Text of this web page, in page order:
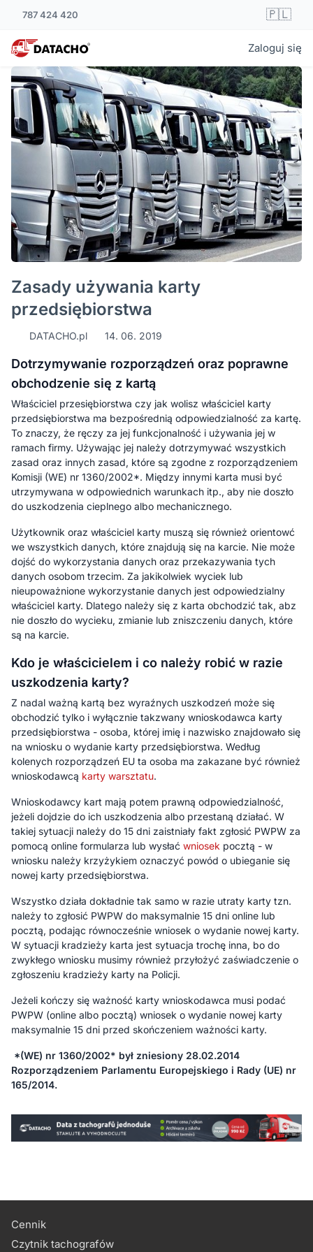
787 424 420 🇵🇱
Zaloguj się
Zasady używania karty
przedsiębiorstwa
DATACHO.pl 14. 06. 2019
Dotrzymywanie rozporządzeń oraz poprawne
obchodzenie się z kartą
Właściciel przesiębiorstwa czy jak wolisz właściciel karty
przedsiębiorstwa ma bezpośrednią odpowiedzialność za kartę.
To znaczy, że ręczy za jej funkcjonalność i używania jej w
ramach firmy. Używając jej należy dotrzymywać wszystkich
zasad oraz innych zasad, które są zgodne z rozporządzeniem
Komisji (WE) nr 1360/2002*. Między innymi karta musi być
utrzymywana w odpowiednich warunkach itp., aby nie doszło
do uszkodzenia cieplnego albo mechanicznego.
Użytkownik oraz właściciel karty muszą się również orientowć
we wszystkich danych, które znajdują się na karcie. Nie może
dojść do wykorzystania danych oraz przekazywania tych
danych osobom trzecim. Za jakikolwiek wyciek lub
nieupoważnione wykorzystanie danych jest odpowiedzialny
właściciel karty. Dlatego należy się z karta obchodzić tak, abz
nie doszło do wycieku, zmianie lub zniszczeniu danych, które
są na karcie.
Kdo je właścicielem i co należy robić w razie
uszkodzenia karty?
Z nadal ważną kartą bez wyraźnych uszkodzeń może się
obchodzić tylko i wyłącznie takzwany wnioskodawca karty
przedsiębiorstwa - osoba, której imię i nazwisko znajdowało się
na wniosku o wydanie karty przedsiębiorstwa. Według
kolenych rozporządzeń EU ta osoba ma zakazane być również
wnioskodawcą karty warsztatu.
Wnioskodawcy kart mają potem prawną odpowiedzialność,
jeżeli dojdzie do ich uszkodzenia albo przestaną działać. W
takiej sytuacji należy do 15 dni zaistniały fakt zgłosić PWPW za
pomocą online formularza lub wysłać wniosek pocztą - w
wniosku należy krzyżykiem oznaczyć powód o ubieganie się
nowej karty przedsiębiorstwa.
Wszystko działa dokładnie tak samo w razie utraty karty tzn.
należy to zgłosić PWPW do maksymalnie 15 dni online lub
pocztą, podając równocześnie wniosek o wydanie nowej karty.
W sytuacji kradzieży karta jest sytuacja trochę inna, bo do
zwykłego wniosku musimy również przyłożyć zaświadczenie o
zgłoszeniu kradzieży karty na Policji.
Jeżeli kończy się ważność karty wnioskodawca musi podać
PWPW (online albo pocztą) wniosek o wydanie nowej karty
maksymalnie 15 dni przed skończeniem ważności karty.
*(WE) nr 1360/2002* był zniesiony 28.02.2014
Rozporządzeniem Parlamentu Europejskiego i Rady (UE) nr
165/2014.
Cennik
Czytnik tachografów